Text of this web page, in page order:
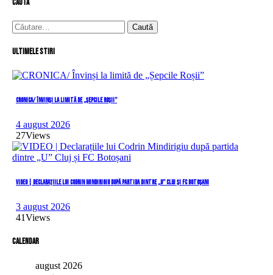
cauta
Caută
după:
Ultimele stiri
CRONICA/ Învinși la limită de „Șepcile Roșii”
4 august 2026
27Views
VIDEO | Declarațiile lui Codrin Mindirigiu după partida dintre „U” Cluj și FC Botoșani
3 august 2026
41Views
Calendar
august 2026